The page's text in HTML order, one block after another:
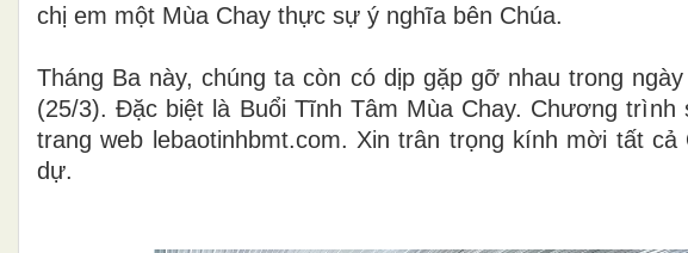
chị em một Mùa Chay thực sự ý nghĩa bên Chúa.
Tháng Ba này, chúng ta còn có dịp gặp gỡ nhau trong
(25/3). Đặc biệt là Buổi Tĩnh Tâm Mùa Chay. Chương
trang web lebaotinhbmt.com. Xin trân trọng kính mời tất
dự.